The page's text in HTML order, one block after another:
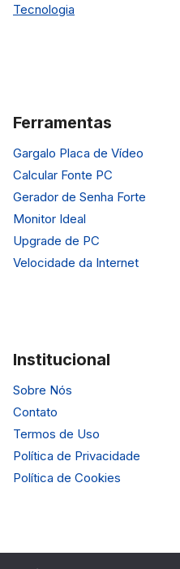
Tecnologia
Ferramentas
Gargalo Placa de Vídeo
Calcular Fonte PC
Gerador de Senha Forte
Monitor Ideal
Upgrade de PC
Velocidade da Internet
Institucional
Sobre Nós
Contato
Termos de Uso
Política de Privacidade
Política de Cookies